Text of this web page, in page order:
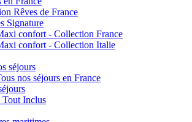
Rêves de France
Signature
confort - Collection France
confort - Collection Italie
séjours
nos séjours en France
Tout Inclus